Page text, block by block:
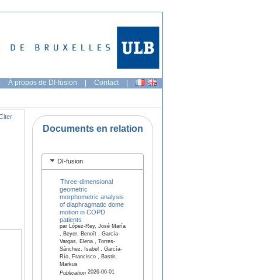
À propos de DI-fusion | Contact |
Documents en relation
DI-fusion
Three-dimensional
geometric
morphometric analysis
of diaphragmatic dome
motion in COPD
patients
par López-Rey, José María
, Beyer, Benoît , García-
Vargas, Elena , Torres-
Sánchez, Isabel , García-
Río, Francisco , Bastir,
Markus
Publication2026-06-01